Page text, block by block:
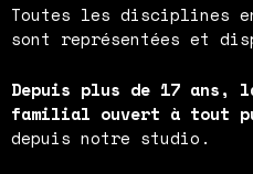
Toutes les disciplines
sont représentées et
Depuis plus de 17 ans,
familial ouvert à tout
depuis notre studio.